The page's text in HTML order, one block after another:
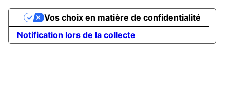
Notification lors de la collecte
Vos choix en matière de confidentialité